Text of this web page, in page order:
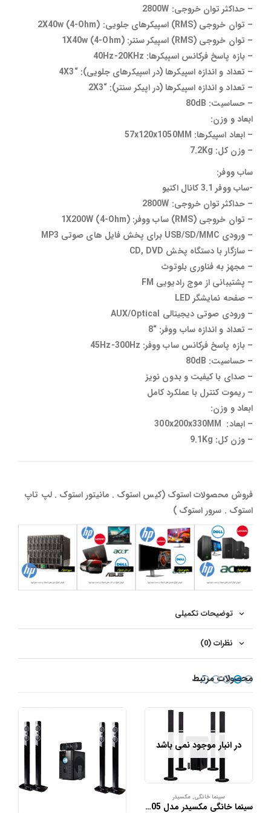
– حداکثر توان خروجی: 2800W
– توان خروجی (RMS) اسپیکرهای جلویی: 2X40w (4-Ohm)
– توان خروجی (RMS) اسپیکر سنتر: 1X40w (4-Ohm)
– بازه پاسخ فرکانس اسپیکرها: 40Hz-20KHz
– تعداد و اندازه اسپیکرها (در اسپیکرهای جلویی): “4X3
– تعداد و اندازه اسپیکرها (در اپیکر سنتر): “2X3
– حساسیت: 80dB
ابعاد و وزن:
– ابعاد اسپیکرها: 57x120x1050MM
– وزن کل: 7.2Kg
ساب ووفر:
-ساب ووفر 3.1 کانال اکتیو
– حداکثر توان خروجی: 2800W
– توان خروجی (RMS) ساب ووفر: 1X200W (4-Ohm)
– ورودی USB/SD/MMC برای پخش فایل های صوتی MP3
– سازگار با دستگاه پخش CD, DVD
– مجهز به فناوری بلوتوث
– پشتیبانی از موج رادیویی FM
– صفحه نمایشگر LED
– ورودی صوتی دیجیتالی AUX/Optical
– تعداد و اندازه ساب ووفر: “8
– بازه پاسخ فرکانس ساب ووفر: 45Hz-300Hz
– حساسیت: 80dB
– صدای با کیفیت و بدون نویز
– ریموت کنترل با عملکرد کامل
ابعاد و وزن:
– ابعاد: 300x200x330MM
– وزن کل: 9.1Kg
فروش محصولات استوک (کیس استوک . مانیتور استوک . لپ تاپ
استوک . سرور استوک )
توضیحات تکمیلی
نظرات (0)
محصولات مرتبط
در انبار موجود نمی باشد
سینما خانگی, مکسیدر
سینما خانگی مکسیدر مدل ATS-7105